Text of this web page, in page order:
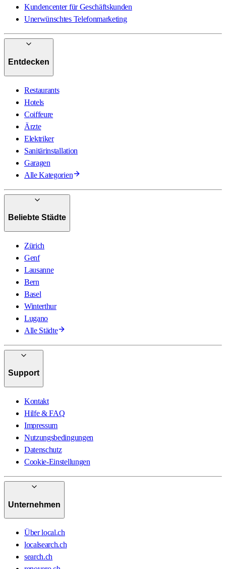
Kundencenter für Geschäftskunden
Unerwünschtes Telefonmarketing
Entdecken
Restaurants
Hotels
Coiffeure
Ärzte
Elektriker
Sanitärinstallation
Garagen
Alle Kategorien
Beliebte Städte
Zürich
Genf
Lausanne
Bern
Basel
Winterthur
Lugano
Alle Städte
Support
Kontakt
Hilfe & FAQ
Impressum
Nutzungsbedingungen
Datenschutz
Cookie-Einstellungen
Unternehmen
Über local.ch
localsearch.ch
search.ch